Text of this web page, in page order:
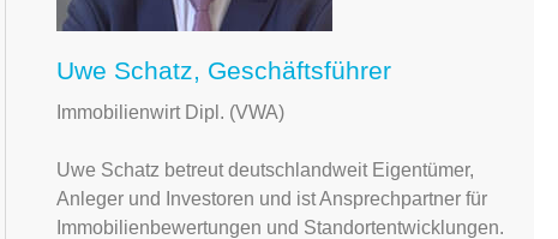
Uwe Schatz, Geschäftsführer
Immobilienwirt Dipl. (VWA)
Uwe Schatz betreut deutschlandweit Eigentümer,
Anleger und Investoren und ist Ansprechpartner für
Immobilienbewertungen und Standortentwicklungen.